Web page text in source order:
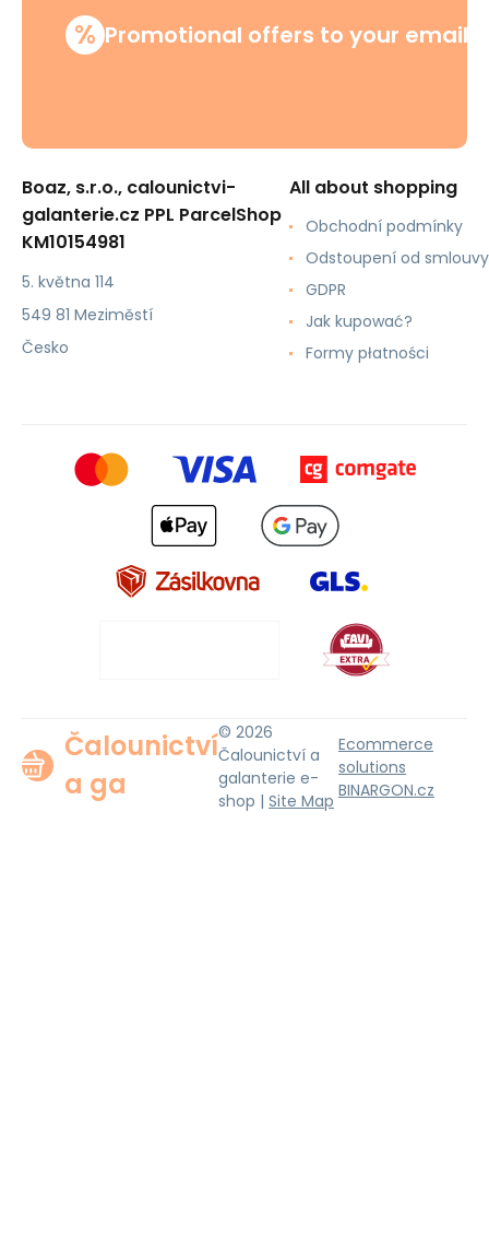
% Promotional offers to your email
Boaz, s.r.o., calounictvi-
galanterie.cz PPL ParcelShop
KM10154981
5. května 114
549 81 Meziměstí
Česko
All about shopping
Obchodní podmínky
Odstoupení od smlouvy
GDPR
Jak kupować?
Formy płatności
Čalounictví
a ga
© 2026
Čalounictví a
galanterie e-
shop | Site Map
Ecommerce
solutions
BINARGON.cz